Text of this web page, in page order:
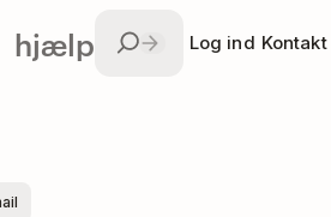
hjælp Log ind